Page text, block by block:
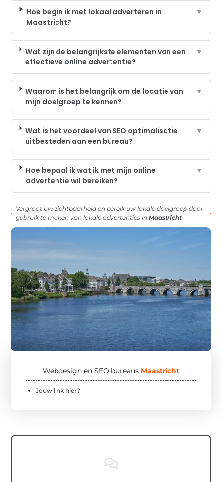
Hoe begin ik met lokaal adverteren in
Maastricht?
▼
Wat zijn de belangrijkste elementen van een
effectieve online advertentie?
▼
Waarom is het belangrijk om de locatie van
mijn doelgroep te kennen?
▼
Wat is het voordeel van SEO optimalisatie
uitbesteden aan een bureau?
▼
Hoe bepaal ik wat ik met mijn online
advertentie wil bereiken?
▼
Vergroot uw zichtbaarheid en bereik uw lokale doelgroep door
gebruik te maken van lokale advertenties inMaastricht
Webdesign en SEO bureaus Maastricht
Jouw link hier?